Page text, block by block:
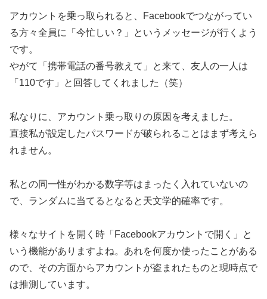
アカウントを乗っ取られると、Facebookでつながってい
る方々全員に「今忙しい？」というメッセージが行くよう
です。
やがて「携帯電話の番号教えて」と来て、友人の一人は
「110です」と回答してくれました（笑）
私なりに、アカウント乗っ取りの原因を考えました。
直接私が設定したパスワードが破られることはまず考えら
れません。
私との同一性がわかる数字等はまったく入れていないの
で、ランダムに当てるとなると天文学的確率です。
様々なサイトを開く時「Facebookアカウントで開く」と
いう機能がありますよね。あれを何度か使ったことがある
ので、その方面からアカウントが盗まれたものと現時点で
は推測しています。